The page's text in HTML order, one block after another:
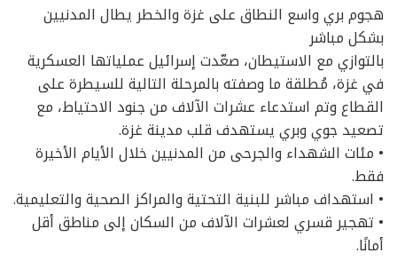
هجوم بري واسع النطاق على غزة والخطر يطال المدنيين
بشكل مباشر
بالتوازي مع الاستيطان، صعّدت إسرائيل عملياتها العسكرية
في غزة، مُطلقة ما وصفته بالمرحلة التالية للسيطرة على
القطاع وتم استدعاء عشرات الآلاف من جنود الاحتياط، مع
تصعيد جوي وبري يستهدف قلب مدينة غزة.
• مئات الشهداء والجرحى من المدنيين خلال الأيام الأخيرة
فقط.
• استهداف مباشر للبنية التحتية والمراكز الصحية والتعليمية.
• تهجير قسري لعشرات الآلاف من السكان إلى مناطق أقل
أمانًا.